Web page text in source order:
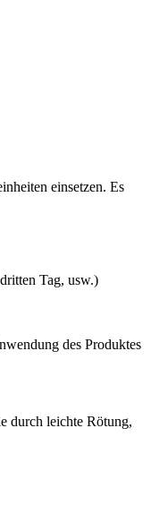
einsetzen. Es
Tag, usw.)
des Produktes
durch leichte Rötung,